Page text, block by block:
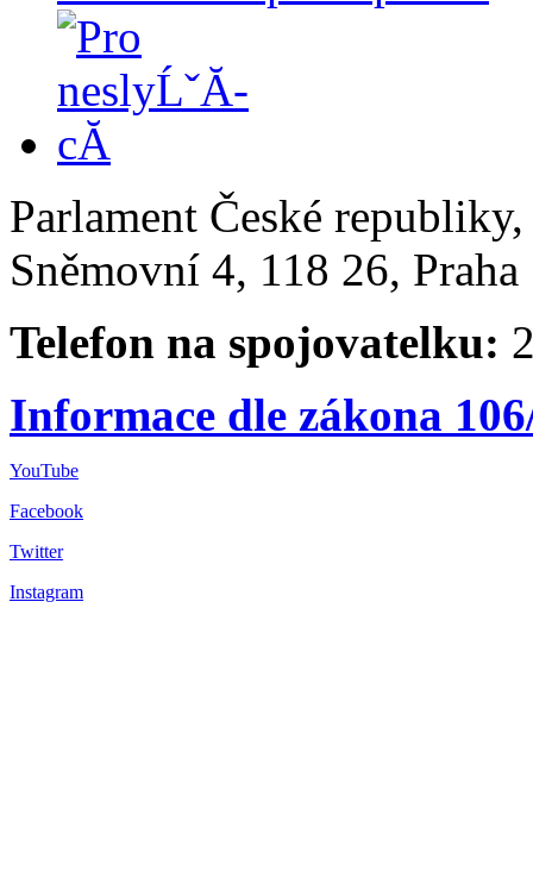
Parlament České
Sněmovní 4, 118 26,
Telefon na spojovatelku:
Informace dle zákona
YouTube
Facebook
Twitter
Instagram